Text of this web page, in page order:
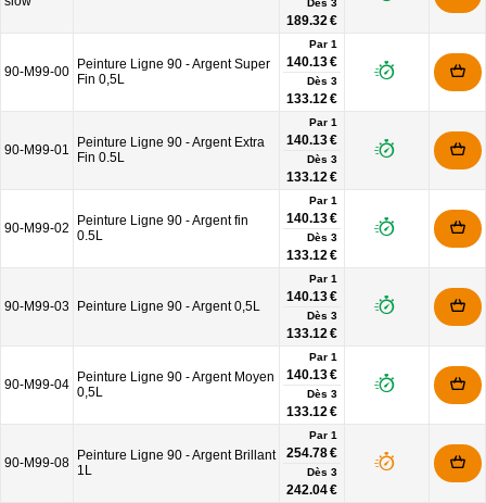
Dès 3
189.32 €
90-M99-00
Peinture Ligne 90 - Argent Super
Fin 0,5L
Par 1
140.13 €
Dès 3
133.12 €
90-M99-01
Peinture Ligne 90 - Argent Extra
Fin 0.5L
Par 1
140.13 €
Dès 3
133.12 €
90-M99-02
Peinture Ligne 90 - Argent fin
0.5L
Par 1
140.13 €
Dès 3
133.12 €
90-M99-03 Peinture Ligne 90 - Argent 0,5L
Par 1
140.13 €
Dès 3
133.12 €
90-M99-04
Peinture Ligne 90 - Argent Moyen
0,5L
Par 1
140.13 €
Dès 3
133.12 €
90-M99-08
Peinture Ligne 90 - Argent Brillant
1L
Par 1
254.78 €
Dès 3
242.04 €